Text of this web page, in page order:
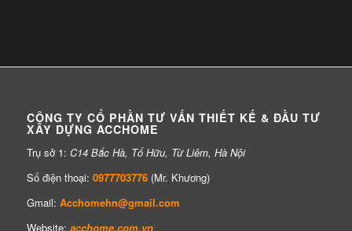
CÔNG TY CỔ PHẦN TƯ VẤN THIẾT KẾ & ĐẦU TƯ
XÂY DỰNG ACCHOME
Trụ sở 1: C14 Bắc Hà, Tố Hữu, Từ Liêm, Hà Nội
Số điện thoại: 0977703776(Mr. Khương)
Gmail: Acchomehn@gmail.com
Website: acchome.com.vn